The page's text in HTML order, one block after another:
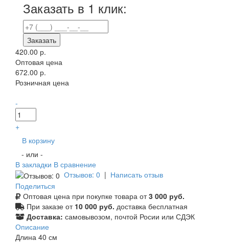
Заказать в 1 клик:
Заказать
420.00 р.
Оптовая цена
672.00 р.
Розничная цена
-
+
В корзину
- или -
В закладки В сравнение
Отзывов: 0 | Написать отзыв
Поделиться
Оптовая цена при покупке товара от3 000 руб.
При заказе от 10 000 руб. доставка бесплатная
Доставка: самовывозом, почтой Росии или СДЭК
Описание
Длина 40 см